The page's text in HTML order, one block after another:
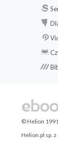
© Helion
Helion.pl sp. z